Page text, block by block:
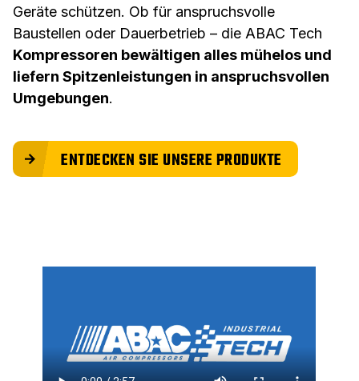
Geräte schützen. Ob für anspruchsvolle
Baustellen oder Dauerbetrieb – die ABAC Tech
Kompressoren bewältigen alles mühelos und
liefern Spitzenleistungen in anspruchsvollen
Umgebungen.
ENTDECKEN SIE UNSERE PRODUKTE